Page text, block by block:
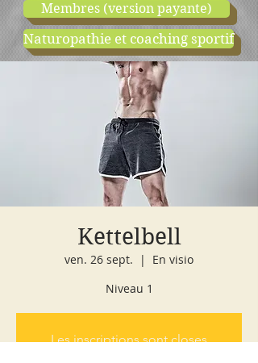
Membres (version payante)
Naturopathie et coaching sportif
cours d'essai boutique
Kettelbell
ven. 26 sept.
  |
En visio
Niveau 1
Les inscriptions sont closes